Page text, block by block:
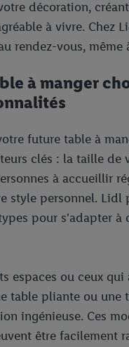
décoration,
à vivre. Chez
rendez-vous, même
à manger
future table à
clés : la taille de
à accueillir
style personnel. Lidl
pour s'adapter à
espaces ou ceux qui
table pliante ou une
ingénieuse. Ces
être facilement